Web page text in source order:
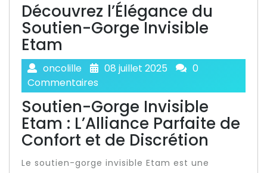
Découvrez l’Élégance du
Soutien-Gorge Invisible
Etam
oncolille 08 juillet 2025
0
Commentaires
Soutien-Gorge Invisible
Etam : L’Alliance Parfaite de
Confort et de Discrétion
Le soutien-gorge invisible Etam est une